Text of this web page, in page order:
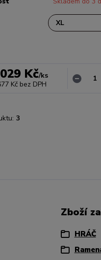
Kč/ks
Kč bez DPH
3
Zboží
HRÁČ